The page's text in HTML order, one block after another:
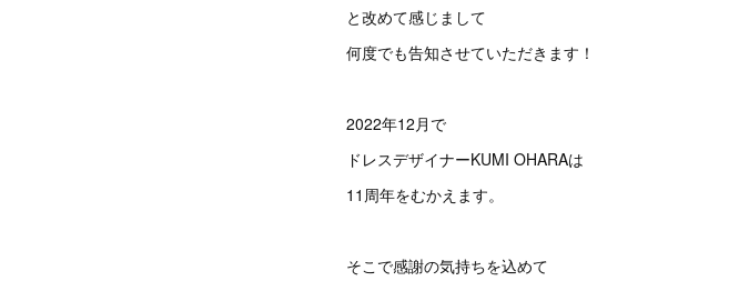
と改めて感じまして
何度でも告知させていただきます！
2022年12月で
ドレスデザイナーKUMI OHARAは
11周年をむかえます。
そこで感謝の気持ちを込めて